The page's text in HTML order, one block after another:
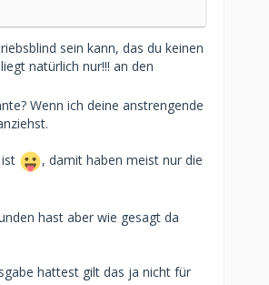
ja schonmal
und der
auf so viel
wie verschieden
optisch auch
höchst
sein kann, das du keinen
natürlich nur!!! an den
Wenn ich deine anstrengende
, damit haben meist nur die
hast aber wie gesagt da
hattest gilt das ja nicht für